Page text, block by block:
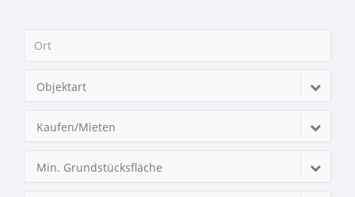
Objektart
Kaufen/Mieten
Min. Grundstücksfläche